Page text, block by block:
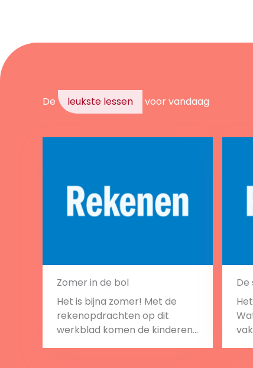
De leukste lessen voor vandaag
Zomer in de bol
Het is bijna zomer! Met de
rekenopdrachten op dit
werkblad komen de kinderen
De